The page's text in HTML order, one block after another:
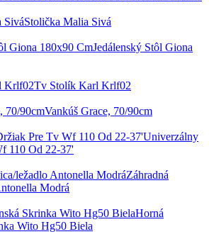
Stolička Malia Sivá
Jedálenský Stôl Giona
Tv Stolík Karl Krlf02
Vankúš Grace, 70/90cm
Univerzálny
110 Od 22-37'
Záhradná
Modrá
Horná
Wito Hg50 Biela